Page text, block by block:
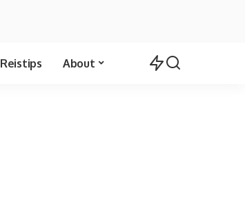
Reistips About